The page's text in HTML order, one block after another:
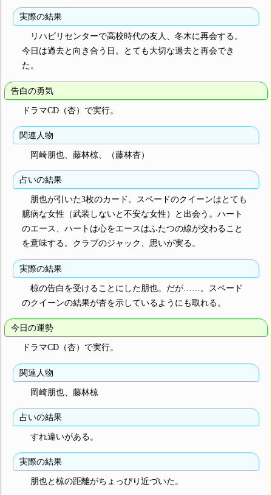
実際の結果
リハビリセンターで高校時代の友人、冬木に再会する。
今日は過去と向き合う日。とても大切な過去と再会でき
た。
告白の勇気
ドラマCD（杏）で実行。
関連人物
岡崎朋也、藤林椋、（藤林杏）
占いの結果
朋也が引いた3枚のカード。スペードのクイーンはとても
臆病な女性（武装しないと不安な女性）と出会う。ハート
のエース、ハートは心をエースはふたつの線が交わること
を意味する。クラブのジャック、思いが実る。
実際の結果
椋の告白を受けることにした朋也。だが……。スペード
のクイーンの結果が杏を示しているようにも取れる。
今日の運勢
ドラマCD（杏）で実行。
関連人物
岡崎朋也、藤林椋
占いの結果
すれ違いがある。
実際の結果
朋也と椋の距離がちょっぴり近づいた。